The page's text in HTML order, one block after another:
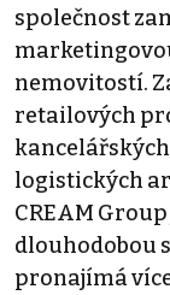
společnost
nemovitostí.
retailových
logistických
CREAM
dlouhodobou
pronajímá